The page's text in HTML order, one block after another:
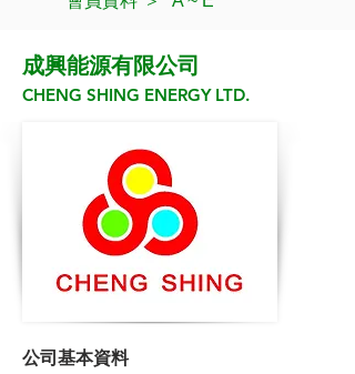
成興能源有限公司
CHENG SHING ENERGY LTD.
公司基本資料